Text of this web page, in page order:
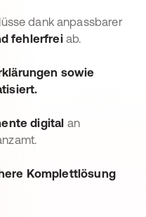
dank anpassbarer
fehlerfreiab.
sowie
digital an
Komplettlösung